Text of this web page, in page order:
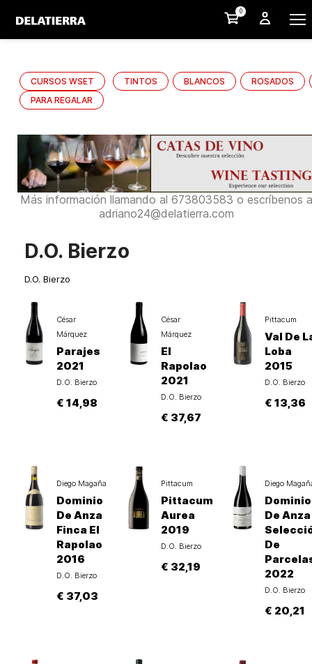
0
CURSOS WSET TINTOS BLANCOS
ROSADOS
PARA REGALAR
Más información llamando al 673803583 o escríbenos a
adriano24@delatierra.com
D.O. Bierzo
D.O. Bierzo
César
Márquez
Parajes
2021
D.O. Bierzo
€ 14,98
César
Márquez
El
Rapolao
2021
D.O. Bierzo
€ 37,67
Pittacum
Val De
Loba
2015
D.O. Bierzo
€ 13,36
Diego Magaña
Dominio
De Anza
Finca El
Rapolao
2016
D.O. Bierzo
€ 37,03
Pittacum
Pittacum
Aurea
2019
D.O. Bierzo
€ 32,19
Diego
Dominio
De Anza
De
2022
D.O. Bierzo
€ 20,21